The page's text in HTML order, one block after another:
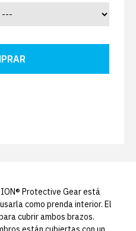
Protective Gear está
como prenda interior. El
cubrir ambos brazos.